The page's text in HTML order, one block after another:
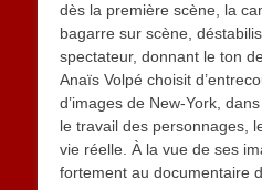
dès la première scène, la
bagarre sur scène,
spectateur, donnant le ton
Anaïs Volpé choisit
d’images de New-York,
le travail des personnages,
vie réelle. À la vue de ses
fortement au documentaire